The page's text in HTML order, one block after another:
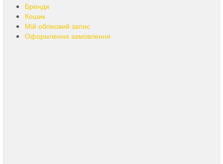
Бренди
Кошик
Мій обліковий запис
Оформлення замовлення